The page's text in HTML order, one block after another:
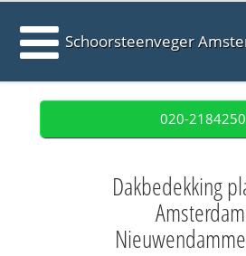
Schoorsteenveger
020-2184250
Dakbedekking
Amsterdam